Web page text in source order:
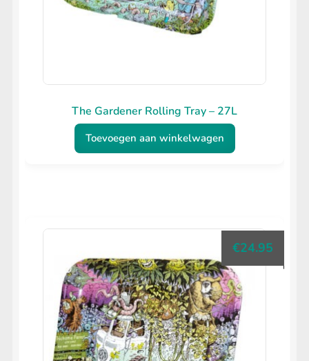
The Gardener Rolling Tray – 27L
Toevoegen aan winkelwagen
€24.95